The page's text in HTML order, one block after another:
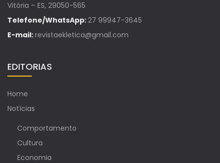
Vitória – ES, 29050-565
Telefone/WhatsApp:27 99947-3645
E-mail:revistaekletica@gmail.com
EDITORIAS
Home
Notícias
Comportamento
Cultura
Economia